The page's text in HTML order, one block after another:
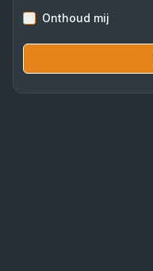
Onthoud mij